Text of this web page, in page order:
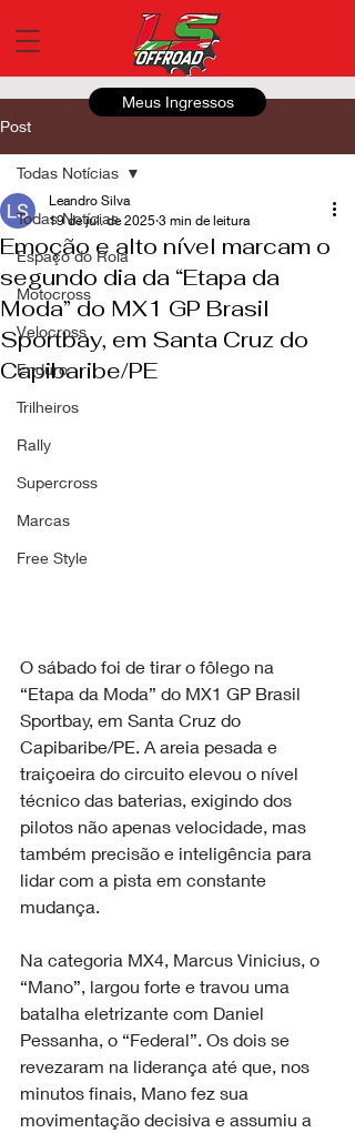
Meus Ingressos
Post
Todas Notícias
Espaço do Roia
Motocross
Velocross
Enduro
Trilheiros
Rally
Supercross
Marcas
Free Style
Todas Notícias
Emoção e alto nível marcam o
segundo dia da “Etapa da
Moda” do MX1 GP Brasil
Sportbay, em Santa Cruz do
Capibaribe/PE
Leandro Silva
19 de jul. de 2025 3 min de leitura
O sábado foi de tirar o fôlego na
“Etapa da Moda” do MX1 GP Brasil
Sportbay, em Santa Cruz do
Capibaribe/PE. A areia pesada e
traiçoeira do circuito elevou o nível
técnico das baterias, exigindo dos
pilotos não apenas velocidade, mas
também precisão e inteligência para
lidar com a pista em constante
mudança.
Na categoria MX4, Marcus Vinicius, o
“Mano”, largou forte e travou uma
batalha eletrizante com Daniel
Pessanha, o “Federal”. Os dois se
revezaram na liderança até que, nos
minutos finais, Mano fez sua
movimentação decisiva e assumiu a